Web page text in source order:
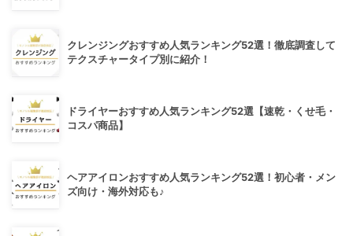
クレンジングおすすめ人気ランキング52選！徹底調査して
テクスチャータイプ別に紹介！
ドライヤーおすすめ人気ランキング52選【速乾・くせ毛・
コスパ商品】
ヘアアイロンおすすめ人気ランキング52選！初心者・メン
ズ向け・海外対応も♪